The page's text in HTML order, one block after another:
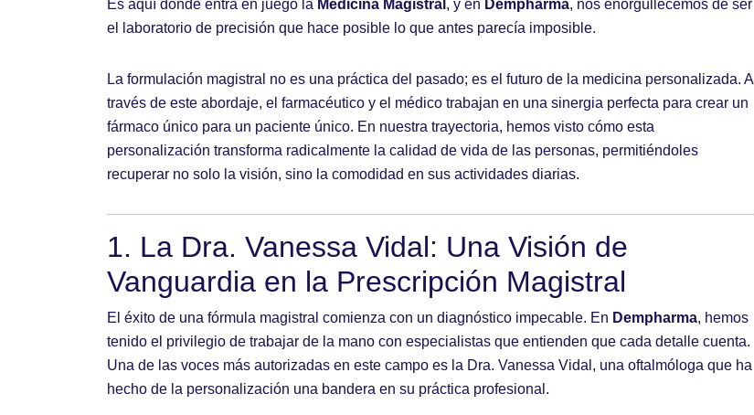
Es aquí donde entra en juego la Medicina Magistral , y en Dempharma, nos enorgullecemos de ser
el laboratorio de precisión que hace posible lo que antes parecía imposible.
La formulación magistral no es una práctica del pasado; es el futuro de la medicina personalizada. A
través de este abordaje, el farmacéutico y el médico trabajan en una sinergia perfecta para crear un
fármaco único para un paciente único. En nuestra trayectoria, hemos visto cómo esta
personalización transforma radicalmente la calidad de vida de las personas, permitiéndoles
recuperar no solo la visión, sino la comodidad en sus actividades diarias.
1. La Dra. Vanessa Vidal: Una Visión de
Vanguardia en la Prescripción Magistral
El éxito de una fórmula magistral comienza con un diagnóstico impecable. En Dempharma, hemos
tenido el privilegio de trabajar de la mano con especialistas que entienden que cada detalle cuenta.
Una de las voces más autorizadas en este campo es la Dra. Vanessa Vidal , una oftalmóloga que ha
hecho de la personalización una bandera en su práctica profesional.